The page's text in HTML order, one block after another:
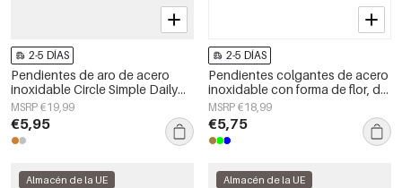
2-5 DÍAS
Pendientes de aro de acero
inoxidable Circle Simple Daily
Simple Series Joyería para mujer
MSRP €19,99
€5,95
2-5 DÍAS
Pendientes colgantes de acero
inoxidable con forma de flor, de
la serie Daily Simple, joyería para
mujer.
MSRP €18,99
€5,75
Almacén de la UE Almacén de la UE